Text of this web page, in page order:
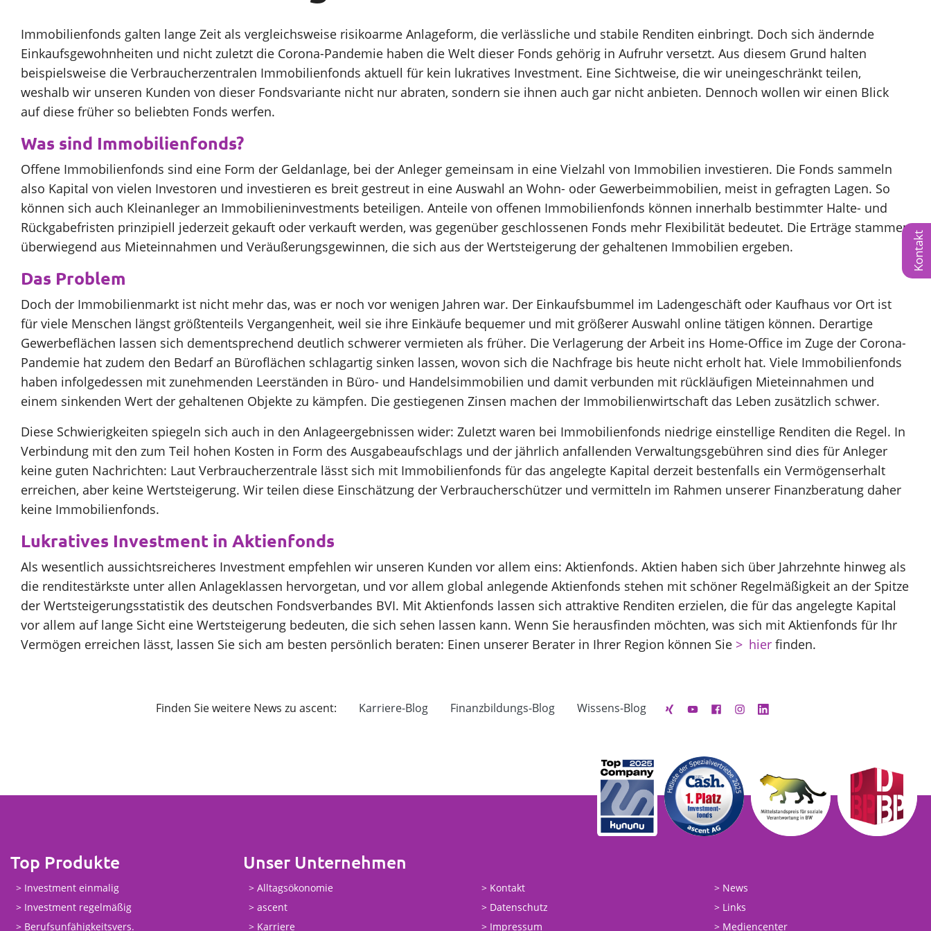
Sparen
Unternehmen
Immobilienfonds galten lange Zeit als vergleichsweise risikoarme Anlageform, die verlässliche und stabile Renditen einbringt. Doch sich ändernde
Einkaufsgewohnheiten und nicht zuletzt die Corona-Pandemie haben die Welt dieser Fonds gehörig in Aufruhr versetzt. Aus diesem Grund halten
beispielsweise die Verbraucherzentralen Immobilienfonds aktuell für kein lukratives Investment. Eine Sichtweise, die wir uneingeschränkt teilen,
weshalb wir unseren Kunden von dieser Fondsvariante nicht nur abraten, sondern sie ihnen auch gar nicht anbieten. Dennoch wollen wir einen Blick
auf diese früher so beliebten Fonds werfen.
Was sind Immobilienfonds?
Offene Immobilienfonds sind eine Form der Geldanlage, bei der Anleger gemeinsam in eine Vielzahl von Immobilien investieren. Die Fonds sammeln
also Kapital von vielen Investoren und investieren es breit gestreut in eine Auswahl an Wohn- oder Gewerbeimmobilien, meist in gefragten Lagen. So
können sich auch Kleinanleger an Immobilieninvestments beteiligen. Anteile von offenen Immobilienfonds können innerhalb bestimmter Halte- und
Rückgabefristen prinzipiell jederzeit gekauft oder verkauft werden, was gegenüber geschlossenen Fonds mehr Flexibilität bedeutet. Die Erträge stammen
überwiegend aus Mieteinnahmen und Veräußerungsgewinnen, die sich aus der Wertsteigerung der gehaltenen Immobilien ergeben.
Das Problem
Doch der Immobilienmarkt ist nicht mehr das, was er noch vor wenigen Jahren war. Der Einkaufsbummel im Ladengeschäft oder Kaufhaus vor Ort ist
für viele Menschen längst größtenteils Vergangenheit, weil sie ihre Einkäufe bequemer und mit größerer Auswahl online tätigen können. Derartige
Gewerbeflächen lassen sich dementsprechend deutlich schwerer vermieten als früher. Die Verlagerung der Arbeit ins Home-Office im Zuge der Corona-
Pandemie hat zudem den Bedarf an Büroflächen schlagartig sinken lassen, wovon sich die Nachfrage bis heute nicht erholt hat. Viele Immobilienfonds
haben infolgedessen mit zunehmenden Leerständen in Büro- und Handelsimmobilien und damit verbunden mit rückläufigen Mieteinnahmen und
einem sinkenden Wert der gehaltenen Objekte zu kämpfen. Die gestiegenen Zinsen machen der Immobilienwirtschaft das Leben zusätzlich schwer.
Diese Schwierigkeiten spiegeln sich auch in den Anlageergebnissen wider: Zuletzt waren bei Immobilienfonds niedrige einstellige Renditen die Regel. In
Verbindung mit den zum Teil hohen Kosten in Form des Ausgabeaufschlags und der jährlich anfallenden Verwaltungsgebühren sind dies für Anleger
keine guten Nachrichten: Laut Verbraucherzentrale lässt sich mit Immobilienfonds für das angelegte Kapital derzeit bestenfalls ein Vermögenserhalt
erreichen, aber keine Wertsteigerung. Wir teilen diese Einschätzung der Verbraucherschützer und vermitteln im Rahmen unserer Finanzberatung daher
keine Immobilienfonds.
Lukratives Investment in Aktienfonds
Als wesentlich aussichtsreicheres Investment empfehlen wir unseren Kunden vor allem eins: Aktienfonds. Aktien haben sich über Jahrzehnte hinweg als
die renditestärkste unter allen Anlageklassen hervorgetan, und vor allem global anlegende Aktienfonds stehen mit schöner Regelmäßigkeit an der Spitze
der Wertsteigerungsstatistik des deutschen Fondsverbandes BVI. Mit Aktienfonds lassen sich attraktive Renditen erzielen, die für das angelegte Kapital
vor allem auf lange Sicht eine Wertsteigerung bedeuten, die sich sehen lassen kann. Wenn Sie herausfinden möchten, was sich mit Aktienfonds für Ihr
Vermögen erreichen lässt, lassen Sie sich am besten persönlich beraten: Einen unserer Berater in Ihrer Region können Sie
hier finden.
Finden Sie weitere News zu ascent: Karriere-Blog Finanzbildungs-Blog Wissens-Blog
Kontakt
Top Produkte
Investment einmalig
Investment regelmäßig
Berufsunfähigkeitsvers.
Unser Unternehmen
Alltagsökonomie
ascent
Karriere
Kontakt
Datenschutz
Impressum
News
Links
Mediencenter